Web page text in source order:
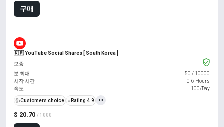
구매
🇰🇷 YouTube Social Shares [ South Korea ]
$ 20.70 / 1000
보증
분 최대
50 / 10000
시작 시간
0-6 Hours
속도
100/Day
👍Customers choice ⭐ Rating 4.9 +3